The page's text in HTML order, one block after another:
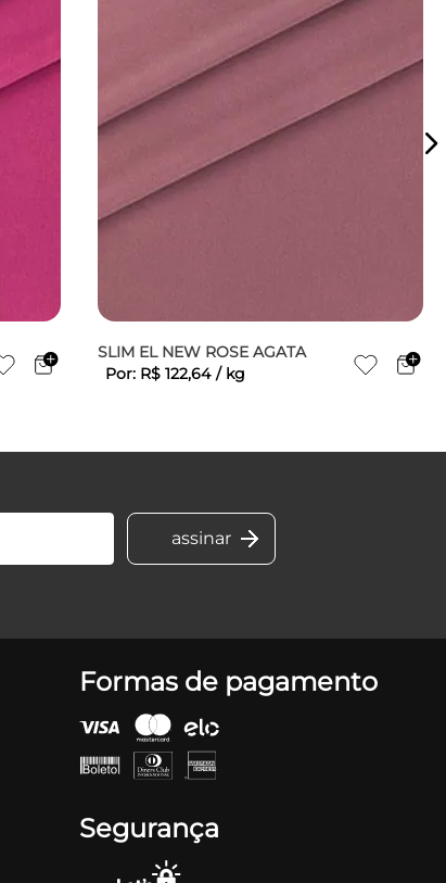
SLIM EL NEW ROSE AGATA
Por: R$ 122,64 / kg
Formas de pagamento
Segurança